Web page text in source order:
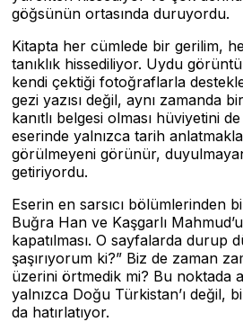
göğsünün ortasında duruyordu.
Kitapta her cümlede bir gerilim,
tanıklık hissediliyor. Uydu
kendi çektiği fotoğraflarla
gezi yazısı değil, aynı zamanda
kanıtlı belgesi olması hüviyetini
eserinde yalnızca tarih
görülmeyeni görünür,
getiriyordu.
Eserin en sarsıcı bölümlerinden
Buğra Han ve Kaşgarlı
kapatılması. O sayfalarda durup
şaşırıyorum ki?” Biz de zaman
üzerini örtmedik mi? Bu noktada
yalnızca Doğu Türkistan’ı değil,
da hatırlatıyor.